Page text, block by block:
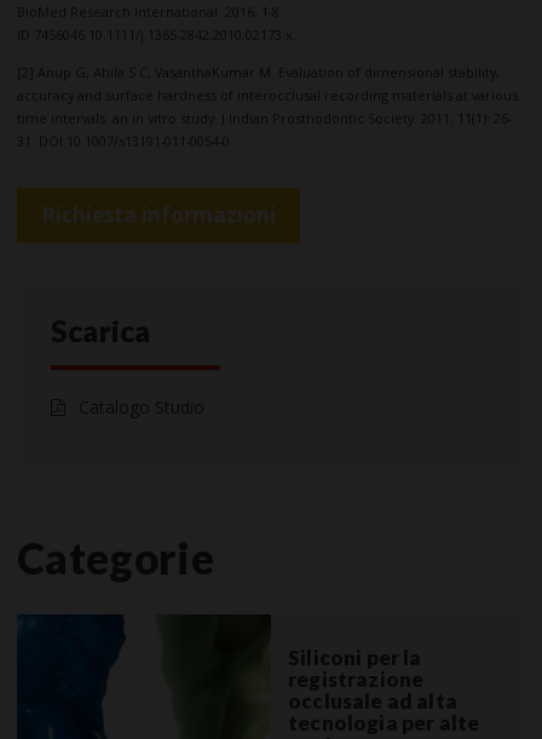
BioMed Research International. 2016; 1-8.
ID 7456046 10.1111/j.1365-2842.2010.02173.x.
[2] Anup G, Ahila S C, VasanthaKumar M. Evaluation of dimensional stability,
accuracy and surface hardness of interocclusal recording materials at various
time intervals: an in vitro study. J Indian Prosthodontic Society. 2011; 11(1): 26-
31. DOI 10.1007/s13191-011-0054-0
Richiesta informazioni
Scarica
Catalogo Studio
Categorie
Siliconi per la
registrazione
occlusale ad alta
tecnologia per alte